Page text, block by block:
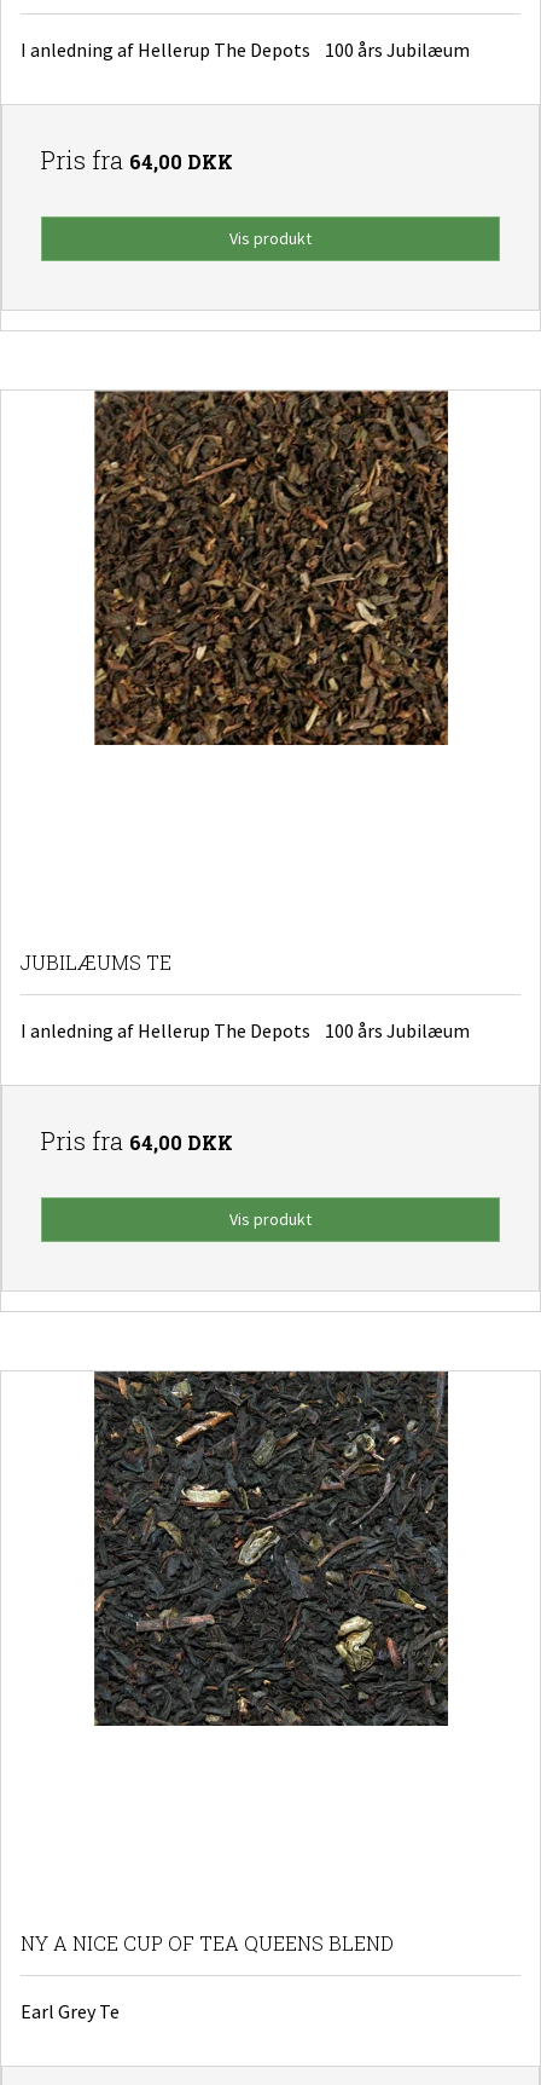
I anledning af Hellerup The Depots 100 års Jubilæum
Pris fra 64,00 DKK
Vis produkt
JUBILÆUMS TE
I anledning af Hellerup The Depots 100 års Jubilæum
Pris fra 64,00 DKK
Vis produkt
NY A NICE CUP OF TEA QUEENS BLEND
Earl Grey Te